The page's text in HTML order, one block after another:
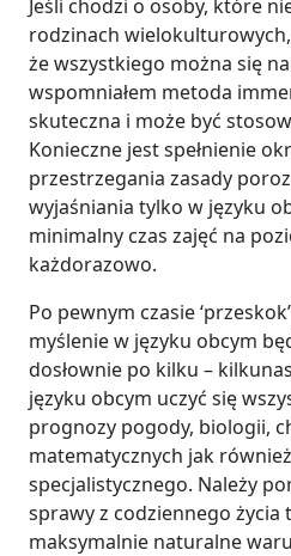
Jeśli chodzi o osoby, które
rodzinach
że wszystkiego można się
wspomniałem metoda
skuteczna i może być
Konieczne jest spełnienie
przestrzegania zasady
wyjaśniania tylko w języku
minimalny czas zajęć na
każdorazowo.
Po pewnym czasie
myślenie w języku obcym
dosłownie po kilku –
języku obcym uczyć się
prognozy pogody, biologii,
matematycznych jak
specjalistycznego. Należy
sprawy z codziennego życia
maksymalnie naturalne